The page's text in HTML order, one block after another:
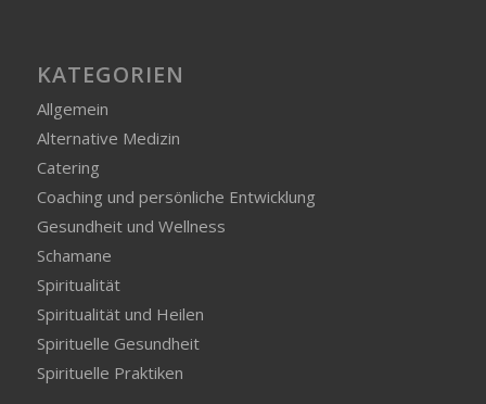
KATEGORIEN
Allgemein
Alternative Medizin
Catering
Coaching und persönliche Entwicklung
Gesundheit und Wellness
Schamane
Spiritualität
Spiritualität und Heilen
Spirituelle Gesundheit
Spirituelle Praktiken